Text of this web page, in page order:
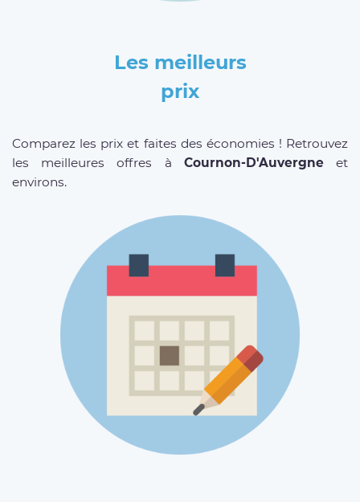
Les meilleurs
prix
Comparez les prix et faites des économies ! Retrouvez
les meilleures offres à Cournon-D'Auvergneet
environs.